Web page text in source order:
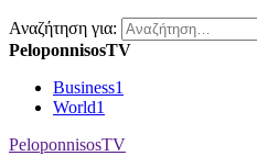
Αναζήτηση για:
PeloponnisosTV
Business1
World1
PeloponnisosTV